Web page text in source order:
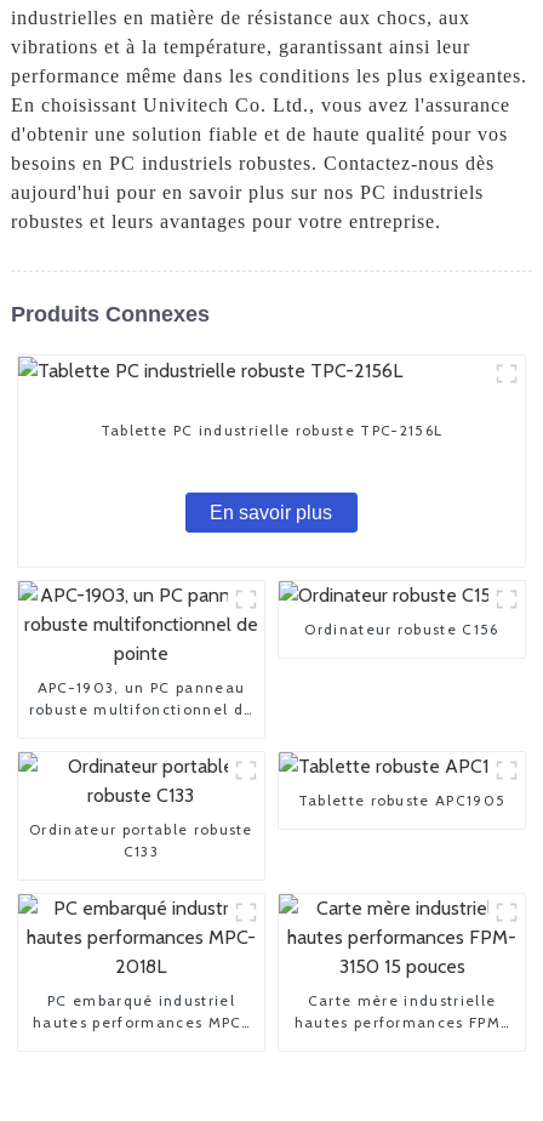
industrielles en matière de résistance aux chocs, aux
vibrations et à la température, garantissant ainsi leur
performance même dans les conditions les plus exigeantes.
En choisissant Univitech Co. Ltd., vous avez l'assurance
d'obtenir une solution fiable et de haute qualité pour vos
besoins en PC industriels robustes. Contactez-nous dès
aujourd'hui pour en savoir plus sur nos PC industriels
robustes et leurs avantages pour votre entreprise.
Produits Connexes
Tablette PC industrielle robuste TPC-2156L
En savoir plus
APC-1903, un PC panneau
robuste multifonctionnel de
Ordinateur robuste C156
Ordinateur portable robuste
C133
Tablette robuste APC1905
PC embarqué industriel
hautes performances MPC-
Carte mère industrielle
hautes performances FPM-